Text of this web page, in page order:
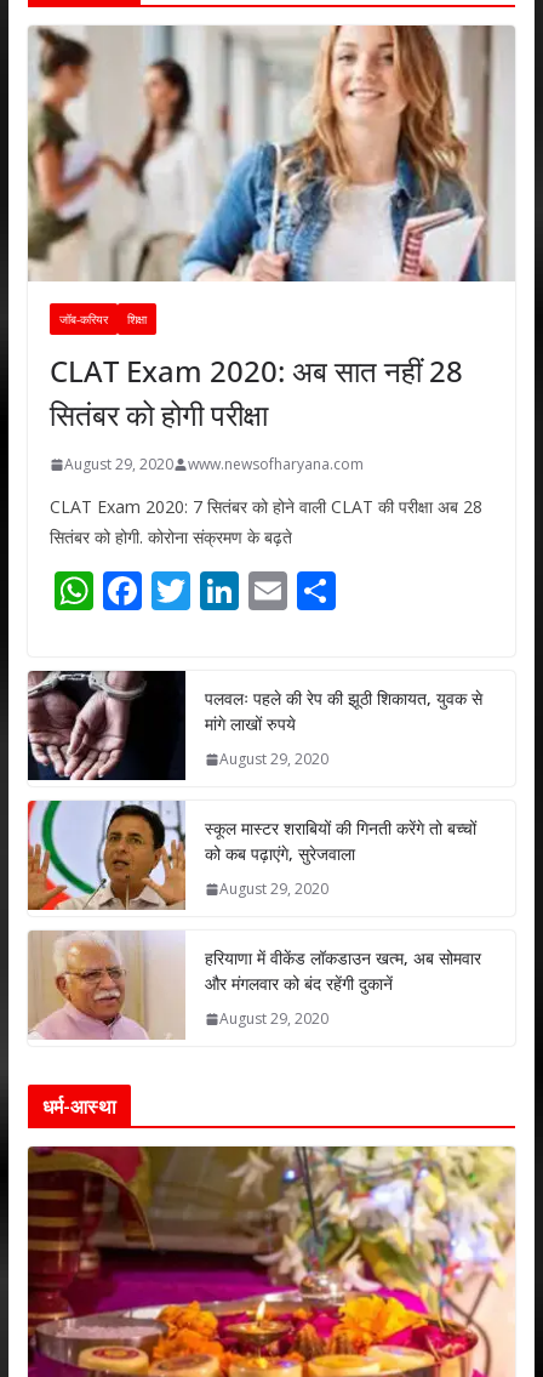
जॉब-करियर शिक्षा
CLAT Exam 2020: अब सात नहीं 28
सितंबर को होगी परीक्षा
August 29, 2020 www.newsofharyana.com
CLAT Exam 2020: 7 सितंबर को होने वाली CLAT की परीक्षा अब 28
सितंबर को होगी. कोरोना संक्रमण के बढ़ते
W
at
s
A
p
p
F
e
b
o
k
T
er
Li
e
dI
n
E
l
S
e
पलवलः पहले की रेप की झूठी शिकायत, युवक से
मांगे लाखों रुपये
August 29, 2020
स्कूल मास्टर शराबियों की गिनती करेंगे तो बच्चों
को कब पढ़ाएंगे, सुरेजवाला
August 29, 2020
हरियाणा में वीकेंड लॉकडाउन खत्म, अब सोमवार
और मंगलवार को बंद रहेंगी दुकानें
August 29, 2020
धर्म-आस्था